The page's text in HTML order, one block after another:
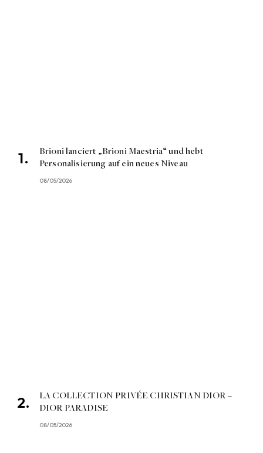
Brioni lanciert „Brioni Maestria“ und hebt
Personalisierung auf ein neues Niveau
08/05/2026
LA COLLECTION PRIVÉE CHRISTIAN DIOR –
DIOR PARADISE
08/05/2026